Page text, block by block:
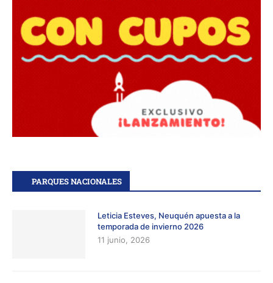
PARQUES NACIONALES
Leticia Esteves, Neuquén apuesta a la
temporada de invierno 2026
11 junio, 2026